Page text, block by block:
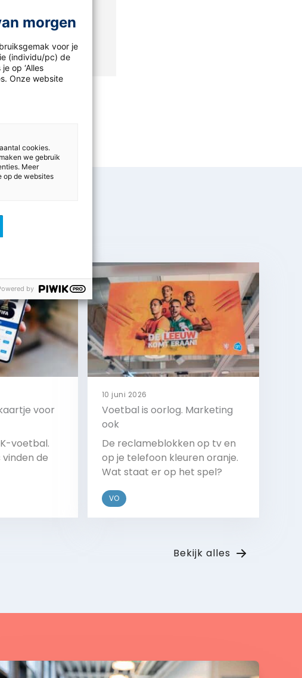
voor
voetbal.
de
10 juni 2026
Voetbal is oorlog. Marketing
ook
De reclameblokken op tv en
op je telefoon kleuren oranje.
Wat staat er op het spel?
VO
Bekijk alles
morgen
voor je
(individu/pc) de
op ‘Alles
Onze website
cookies.
we gebruik
Meer
op de websites
by